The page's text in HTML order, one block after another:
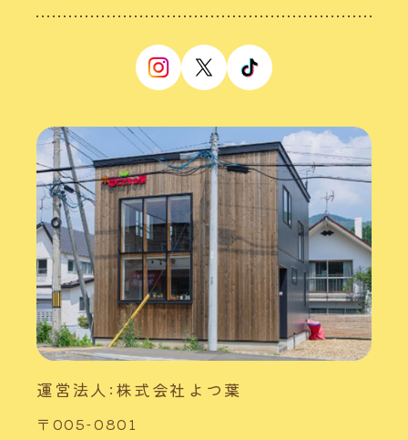
運営法人:株式会社よつ葉
〒005-0801